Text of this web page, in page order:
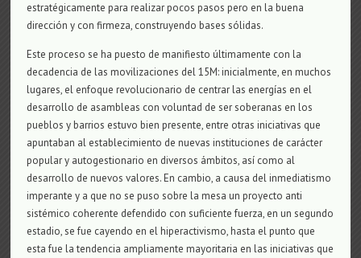
estratégicamente para realizar pocos pasos pero en la buena
dirección y con firmeza, construyendo bases sólidas.
Este proceso se ha puesto de manifiesto últimamente con la
decadencia de las movilizaciones del 15M: inicialmente, en muchos
lugares, el enfoque revolucionario de centrar las energías en el
desarrollo de asambleas con voluntad de ser soberanas en los
pueblos y barrios estuvo bien presente, entre otras iniciativas que
apuntaban al establecimiento de nuevas instituciones de carácter
popular y autogestionario en diversos ámbitos, así como al
desarrollo de nuevos valores. En cambio, a causa del inmediatismo
imperante y a que no se puso sobre la mesa un proyecto anti
sistémico coherente defendido con suficiente fuerza, en un segundo
estadio, se fue cayendo en el hiperactivismo, hasta el punto que
esta fue la tendencia ampliamente mayoritaria en las iniciativas que